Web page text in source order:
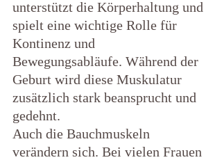
unterstützt die Körperhaltung und
spielt eine wichtige Rolle für
Kontinenz und
Bewegungsabläufe. Während der
Geburt wird diese Muskulatur
zusätzlich stark beansprucht und
gedehnt.
Auch die Bauchmuskeln
verändern sich. Bei vielen Frauen